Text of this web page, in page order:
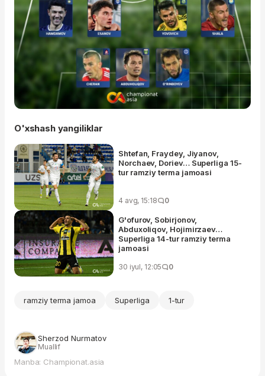
O'xshash yangiliklar
Shtefan, Fraydey, Jiyanov,
Norchaev, Doriev… Superliga 15-
tur ramziy terma jamoasi
4 avg, 15:18 0
G'ofurov, Sobirjonov,
Abduxoliqov, Hojimirzaev…
Superliga 14-tur ramziy terma
jamoasi
30 iyul, 12:05 0
ramziy terma jamoa Superliga 1-tur
Sherzod Nurmatov
Muallif
Manba: Championat.asia